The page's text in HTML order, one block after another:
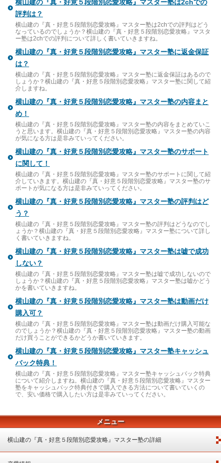
横山建の『真・好意５段階別恋愛攻略』マスター塾は2chでの
評判は？
横山建の『真・好意５段階別恋愛攻略』マスター塾は2chでの評判はどう
なっているのでしょうか？横山建の『真・好意５段階別恋愛攻略』マスタ
ー塾は2chでの評判について詳しく書いていきますね。
横山建の『真・好意５段階別恋愛攻略』マスター塾に返金保証
は？
横山建の『真・好意５段階別恋愛攻略』マスター塾に返金保証はあるので
しょうか？横山建の『真・好意５段階別恋愛攻略』マスター塾に関して紹
介しますね。
横山建の『真・好意５段階別恋愛攻略』マスター塾の内容まと
め！
横山建の『真・好意５段階別恋愛攻略』マスター塾の内容をまとめていこ
うと思います。横山建の『真・好意５段階別恋愛攻略』マスター塾の内容
が気になる方は是非みていってください。
横山建の『真・好意５段階別恋愛攻略』マスター塾のサポート
に関して！
横山建の『真・好意５段階別恋愛攻略』マスター塾のサポートに関して紹
介していきます。横山建の『真・好意５段階別恋愛攻略』マスター塾のサ
ポートが気になる方は是非みていってください。
横山建の『真・好意５段階別恋愛攻略』マスター塾の評判はど
う？
横山建の『真・好意５段階別恋愛攻略』マスター塾の評判はどうなのでし
ょうか？横山建の『真・好意５段階別恋愛攻略』マスター塾について詳し
く書いていきますね。
横山建の『真・好意５段階別恋愛攻略』マスター塾は嘘で成功
しない？
横山建の『真・好意５段階別恋愛攻略』マスター塾は嘘で成功しないので
しょうか？横山建の『真・好意５段階別恋愛攻略』マスター塾は嘘かどう
かを書いていきますね。
横山建の『真・好意５段階別恋愛攻略』マスター塾は動画だけ
購入可？
横山建の『真・好意５段階別恋愛攻略』マスター塾は動画だけ購入可能な
のでしょうか？横山建の『真・好意５段階別恋愛攻略』マスター塾の動画
だけ買うことができるかどうか書いていきます。
横山建の『真・好意５段階別恋愛攻略』マスター塾キャッシュ
バック特典！
横山建の『真・好意５段階別恋愛攻略』マスター塾キャッシュバック特典
について紹介しますね。横山建の『真・好意５段階別恋愛攻略』マスター
塾をキャッシュバック特典付きで購入できる方法について書いていくの
で、安い価格で購入したい方は是非みていってください。
メニュー
横山建の『真・好意５段階別恋愛攻略』マスター塾の詳細